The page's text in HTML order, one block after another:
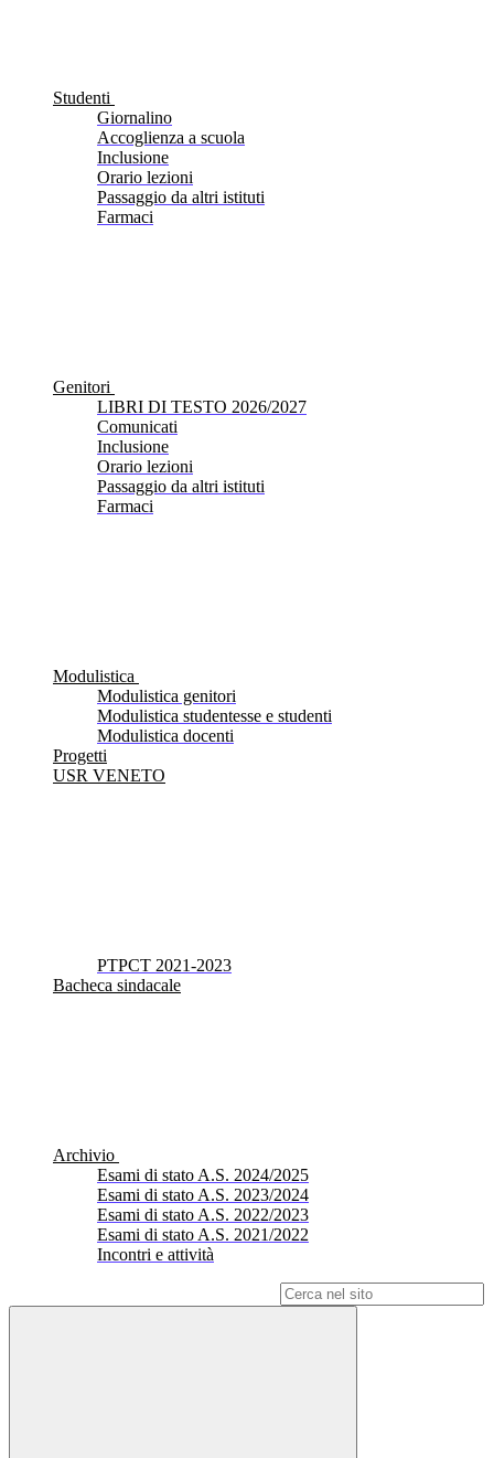
Studenti
Giornalino
Accoglienza a scuola
Inclusione
Orario lezioni
Passaggio da altri istituti
Farmaci
Genitori
LIBRI DI TESTO 2026/2027
Comunicati
Inclusione
Orario lezioni
Passaggio da altri istituti
Farmaci
Modulistica
Modulistica genitori
Modulistica studentesse e studenti
Modulistica docenti
Progetti
USR VENETO
PTPCT 2021-2023
Bacheca sindacale
Archivio
Esami di stato A.S. 2024/2025
Esami di stato A.S. 2023/2024
Esami di stato A.S. 2022/2023
Esami di stato A.S. 2021/2022
Incontri e attività